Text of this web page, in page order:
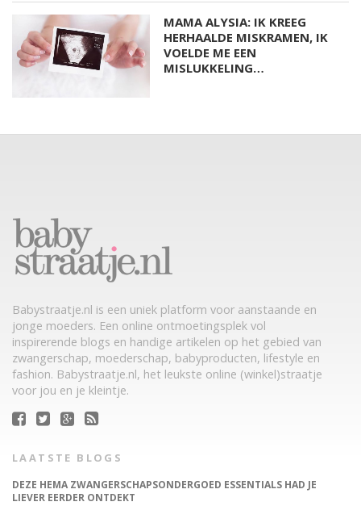
MAMA ALYSIA: IK KREEG
HERHAALDE MISKRAMEN, IK
VOELDE ME EEN
MISLUKKELING…
Babystraatje.nl is een uniek platform voor aanstaande en
jonge moeders. Een online ontmoetingsplek vol
inspirerende blogs en handige artikelen op het gebied van
zwangerschap, moederschap, babyproducten, lifestyle en
fashion. Babystraatje.nl, het leukste online (winkel)straatje
voor jou en je kleintje.
LAATSTE BLOGS
DEZE HEMA ZWANGERSCHAPSONDERGOED ESSENTIALS HAD JE
LIEVER EERDER ONTDEKT